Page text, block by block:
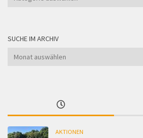
SUCHE IM ARCHIV
Suche
AKTIONEN